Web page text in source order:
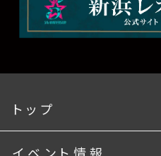
トップ
イベント情報